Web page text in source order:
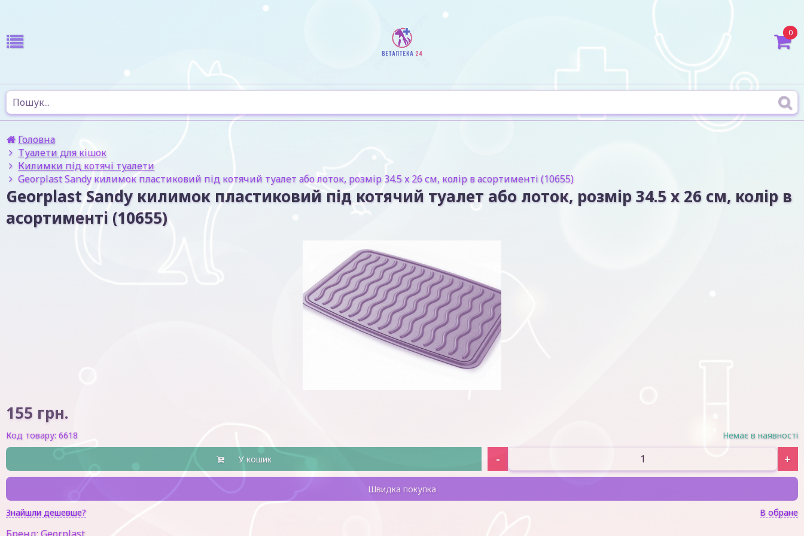
0
Головна
Туалети для кішок
Килимки під котячі туалети
Georplast Sandy килимок пластиковий під котячий туалет або лоток, розмір 34.5 x 26 см, колір в асортименті (10655)
Georplast Sandy килимок пластиковий під котячий туалет або лоток, розмір 34.5 x 26 см, колір в
асортименті (10655)
155 грн.
Код товару: 6618 Немає в наявності
У кошик - +
Швидка покупка
Знайшли дешевше? В обране